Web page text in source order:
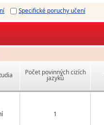
Specifické poruchy učení
Počet povinných cizích
jazyků
1